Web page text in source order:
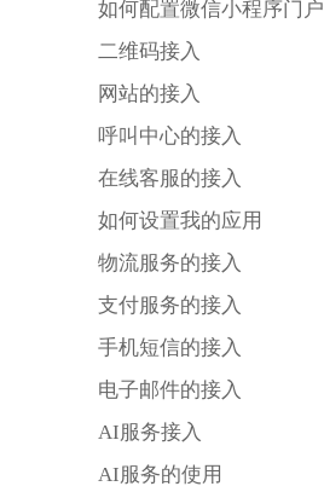
如何配置微信小程序门户
二维码接入
网站的接入
呼叫中心的接入
在线客服的接入
如何设置我的应用
物流服务的接入
支付服务的接入
手机短信的接入
电子邮件的接入
AI服务接入
AI服务的使用